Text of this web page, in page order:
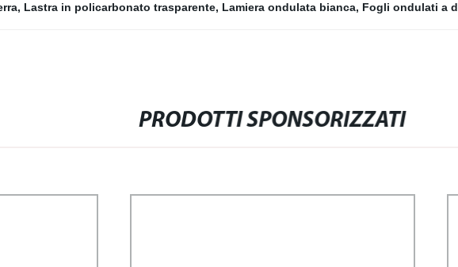
, Lastra in policarbonato trasparente, Lamiera ondulata bianca, Fogli ondulati a
PRODOTTI SPONSORIZZATI